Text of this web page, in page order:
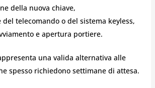
della nuova chiave,
telecomando o del sistema keyless,
e apertura portiere.
una valida alternativa alle
spesso richiedono settimane di attesa.